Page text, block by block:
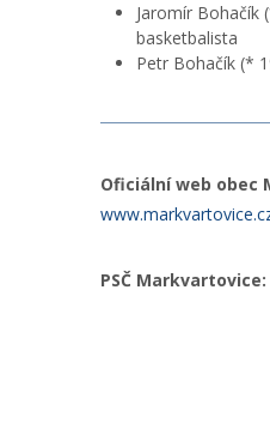
Jaromír Bohačík
basketbalista
Petr Bohačík (*
Oficiální web obec
PSČ Markvartovice: